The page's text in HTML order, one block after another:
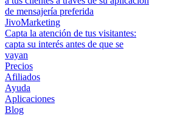
de mensajería preferida
JivoMarketing
Capta la atención de tus visitantes:
capta su interés antes de que se
vayan
Precios
Afiliados
Ayuda
Aplicaciones
Blog